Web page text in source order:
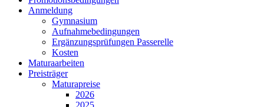
Anmeldung
Gymnasium
Aufnahmebedingungen
Ergänzungsprüfungen Passerelle
Kosten
Maturaarbeiten
Preisträger
Maturapreise
2026